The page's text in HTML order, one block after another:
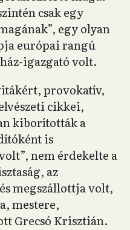
csak egy
egy olyan
európai rangú
igazgató volt.
provokatív,
cikkei,
kiborították a
is
nem érdekelte a
az
megszállottja volt,
mestere,
Grecsó Krisztián.